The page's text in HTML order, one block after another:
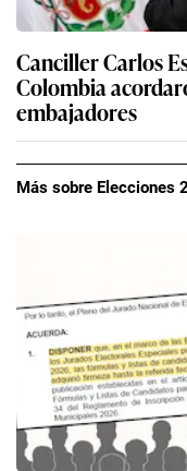
Canciller Carlos
Colombia
embajadores
Más sobre Elecciones